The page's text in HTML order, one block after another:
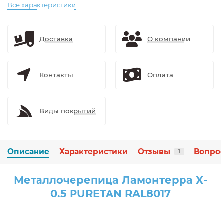
Все характеристики
Доставка О компании
Контакты Оплата
Виды покрытий
Описание Характеристики Отзывы 1
Металлочерепица Ламонтерра X-
0.5 PURETAN RAL8017